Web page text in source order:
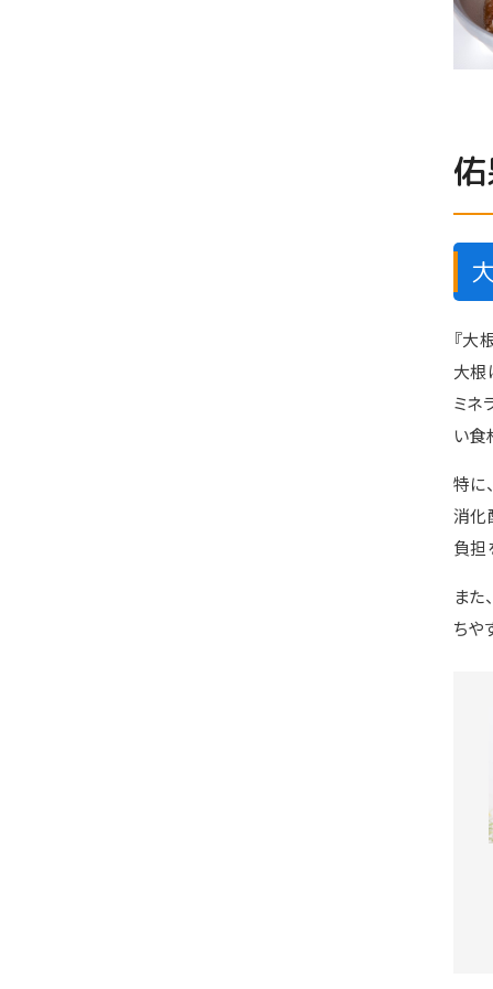
『大
大根
ミネ
い食
特に
消化
負担
また
ちや